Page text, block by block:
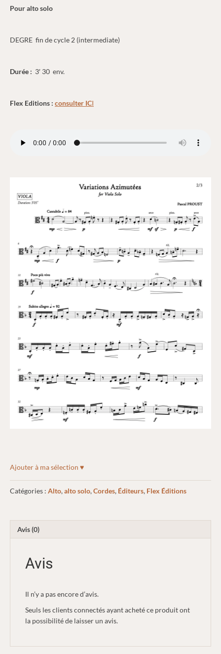
Pour alto solo
DEGRE fin de cycle 2 (intermediate)
Durée : 3′ 30 env.
Flex Editions : consulter ICI
Ajouter à ma sélection ♥
Catégories : Alto,alto solo,Cordes, Éditeurs, Flex Éditions
Avis (0)
Avis
Il n’y a pas encore d’avis.
Seuls les clients connectés ayant acheté ce produit ont
la possibilité de laisser un avis.